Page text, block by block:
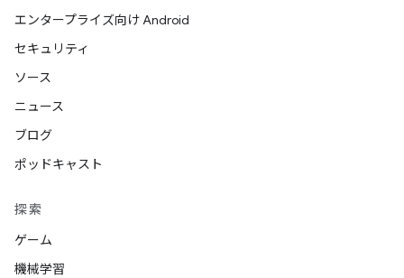
エンタープライズ向け Android
セキュリティ
ソース
ニュース
ブログ
ポッドキャスト
探索
ゲーム
機械学習